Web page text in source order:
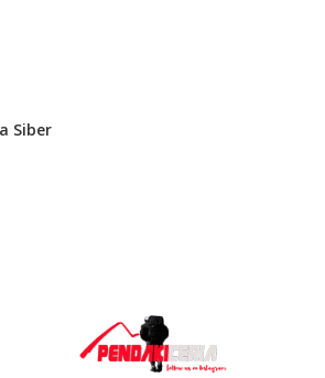
Siber